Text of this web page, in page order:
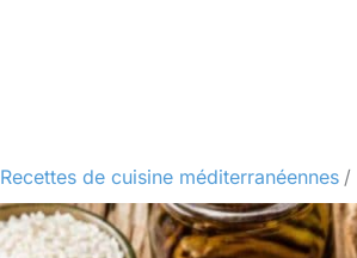
Recettes de cuisine méditerranéennes